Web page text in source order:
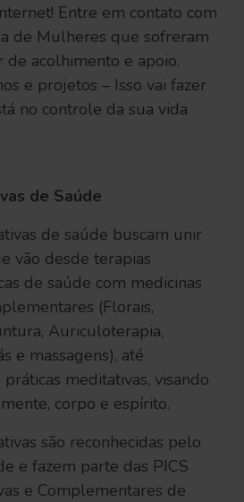
Entre em contato com
de Mulheres que sofreram
de acolhimento e apoio.
e projetos – Isso vai fazer
no controle da sua vida
de Saúde
de saúde buscam unir
vão desde terapias
de saúde com medicinas
(Florais,
Auriculoterapia,
e massagens), até
meditativas, visando
corpo e espírito.
são reconhecidas pelo
e fazem parte das PICS
e Complementares de